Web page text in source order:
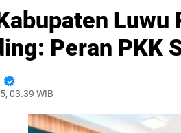
Peran PKK
03.39 WIB